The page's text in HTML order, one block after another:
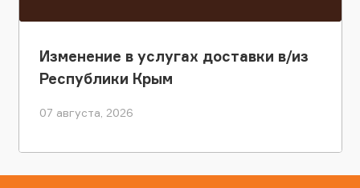
Изменение в услугах доставки в/из
Республики Крым
07 августа, 2026